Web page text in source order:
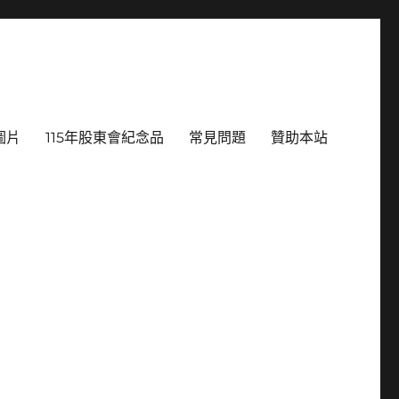
片 115年股東會紀念品 常見問題 贊助本站